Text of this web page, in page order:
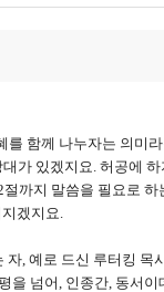
를 함께 나누자는 의미
가 있겠지요. 허공에
까지 말씀을 필요로 하
겠지요.
, 예로 드신 루터킹 목
을 넘어, 인종간, 동서